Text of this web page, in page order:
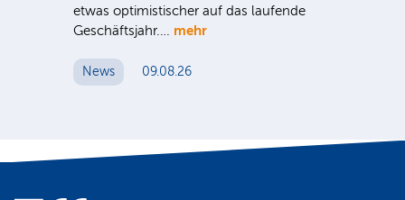
etwas optimistischer auf das laufende
Geschäftsjahr.… mehr
News 09.08.26